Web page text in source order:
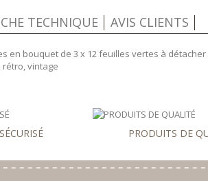
TECHNIQUE AVIS CLIENTS
en bouquet de 3 x 12 feuilles vertes à
vintage
PRODUITS DE